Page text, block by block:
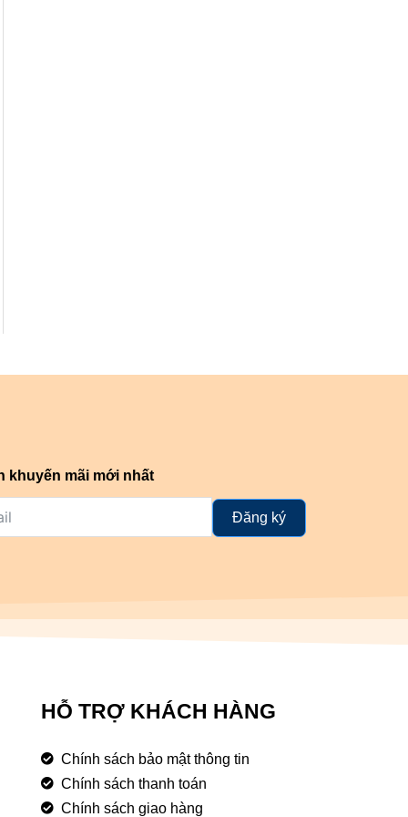
khuyến mãi mới nhất
Đăng ký
HỖ TRỢ KHÁCH HÀNG
Chính sách bảo mật thông tin
Chính sách thanh toán
Chính sách giao hàng